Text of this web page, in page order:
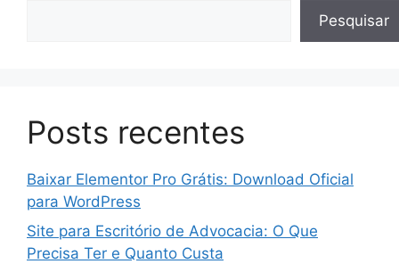
Pesquisar
Posts recentes
Baixar Elementor Pro Grátis: Download Oficial
para WordPress
Site para Escritório de Advocacia: O Que
Precisa Ter e Quanto Custa